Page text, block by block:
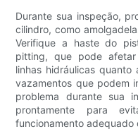
Durante sua inspeção,
cilindro, como
Verifique a haste do
pitting, que pode afetar
linhas hidráulicas
vazamentos que podem
problema durante sua
prontamente para
funcionamento